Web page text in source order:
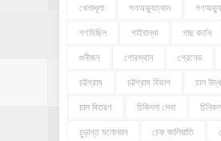
খেলাধূলা গণঅভ্যুত্থান
গণমিছিল গাইবান্ধা গাছ কর্তন
গুনীজন গোরস্থান গ্রেনেড
চট্টগ্রাম চট্টগ্রাম বিভাগ চাল
চাল বিতরণ চিকিৎসা সেবা চিনিকল
চুড়ান্ত মনোনয়ন চেক জালিয়াতি